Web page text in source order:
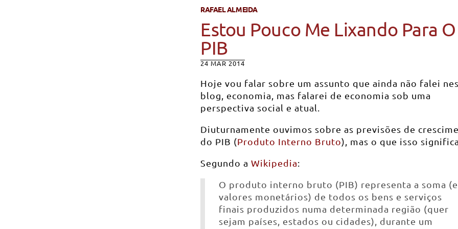
RAFAEL ALMEIDA
Estou Pouco Me Lixando Para O
PIB
24 MAR 2014
Hoje vou falar sobre um assunto que ainda não falei
blog, economia, mas falarei de economia sob uma
perspectiva social e atual.
Diuturnamente ouvimos sobre as previsões de
do PIB (Produto Interno Bruto), mas o que isso
Segundo a Wikipedia:
O produto interno bruto (PIB) representa a soma
valores monetários) de todos os bens e serviços
finais produzidos numa determinada região (quer
sejam países, estados ou cidades), durante um